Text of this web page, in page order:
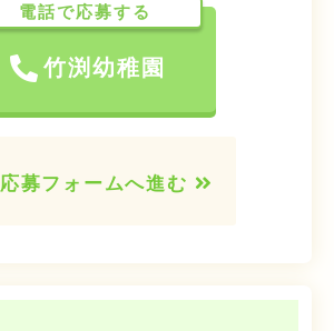
電話で応募する
竹渕幼稚園
応募フォームへ進む